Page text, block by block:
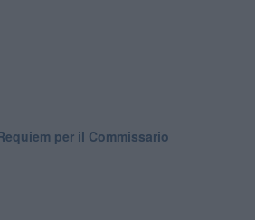
per il Commissario